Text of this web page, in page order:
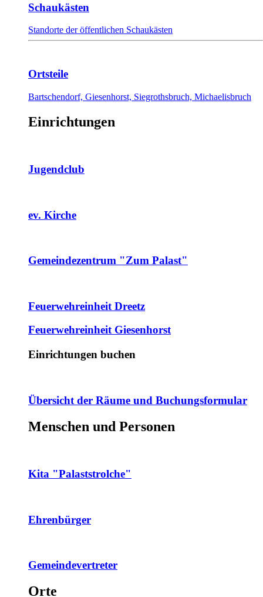
Schaukästen
Standorte der öffentlichen Schaukästen
Ortsteile
Bartschendorf, Giesenhorst, Siegrothsbruch, Michaelisbruch
Einrichtungen
Jugendclub
ev. Kirche
Gemeindezentrum "Zum Palast"
Feuerwehreinheit Dreetz
Feuerwehreinheit Giesenhorst
Einrichtungen buchen
Übersicht der Räume und Buchungsformular
Menschen und Personen
Kita "Palaststrolche"
Ehrenbürger
Gemeindevertreter
Orte